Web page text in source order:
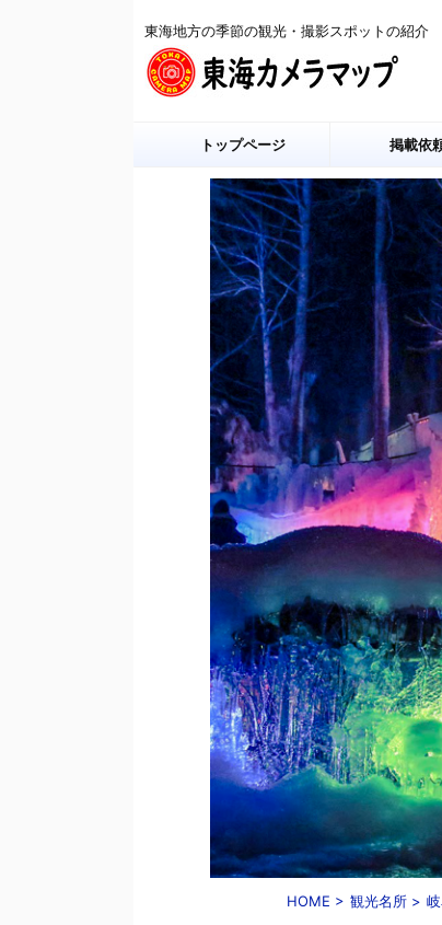
東海地方の季節の観光・撮影スポットの紹介
トップページ 掲載依
HOME > 観光名所 >